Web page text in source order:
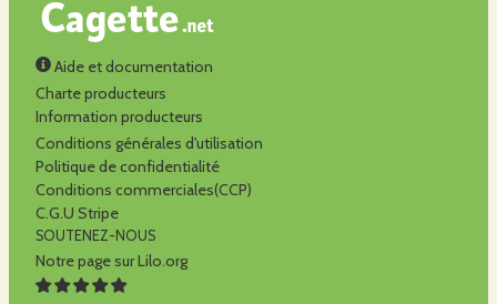
Aide et documentation
Charte producteurs
Information producteurs
Conditions générales d'utilisation
Politique de confidentialité
Conditions commerciales(CCP)
C.G.U Stripe
SOUTENEZ-NOUS
Notre page sur Lilo.org